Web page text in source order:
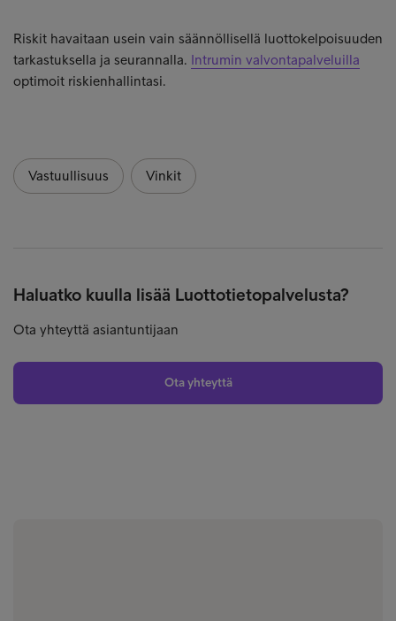
Riskit havaitaan usein vain säännöllisellä luottokelpoisuuden
tarkastuksella ja seurannalla. Intrumin valvontapalveluilla
optimoit riskienhallintasi.
Vastuullisuus Vinkit
Haluatko kuulla lisää Luottotietopalvelusta?
Ota yhteyttä asiantuntijaan
Ota yhteyttä